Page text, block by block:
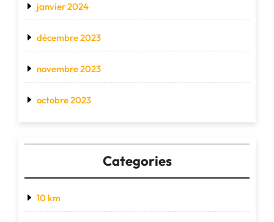
janvier 2024
décembre 2023
novembre 2023
octobre 2023
Categories
10 km